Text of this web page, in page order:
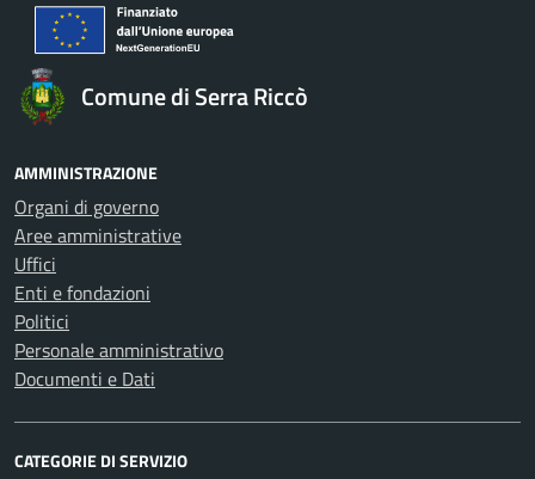
Comune di Serra Riccò
AMMINISTRAZIONE
Organi di governo
Aree amministrative
Uffici
Enti e fondazioni
Politici
Personale amministrativo
Documenti e Dati
CATEGORIE DI SERVIZIO